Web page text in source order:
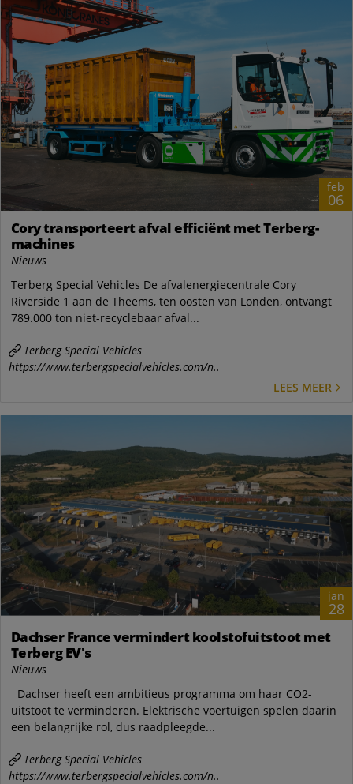
feb
06
Cory transporteert afval efficiënt met Terberg-
machines
Nieuws
Terberg Special Vehicles De afvalenergiecentrale Cory
Riverside 1 aan de Theems, ten oosten van Londen, ontvangt
789.000 ton niet-recyclebaar afval...
Terberg Special Vehicles
https://www.terbergspecialvehicles.com/n..
LEES MEER
jan
28
Dachser France vermindert koolstofuitstoot met
Terberg EV's
Nieuws
Dachser heeft een ambitieus programma om haar CO2-
uitstoot te verminderen. Elektrische voertuigen spelen daarin
een belangrijke rol, dus raadpleegde...
Terberg Special Vehicles
https://www.terbergspecialvehicles.com/n..